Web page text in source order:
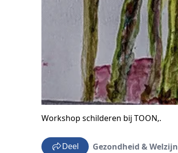
Workshop schilderen bij TOON,.
Deel Gezondheid & Welzijn